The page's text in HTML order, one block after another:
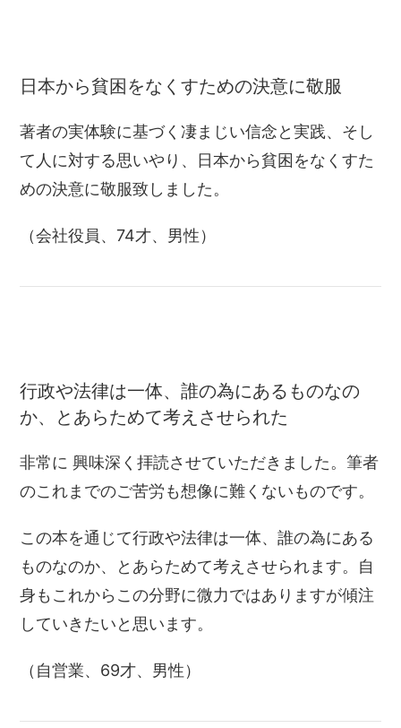
日本から貧困をなくすための決意に敬服
著者の実体験に基づく凄まじい信念と実践、そし
て人に対する思いやり、日本から貧困をなくすた
めの決意に敬服致しました。
（会社役員、74才、男性）
行政や法律は一体、誰の為にあるものなの
か、とあらためて考えさせられた
非常に 興味深く拝読させていただきました。筆者
のこれまでのご苦労も想像に難くないものです。
この本を通じて行政や法律は一体、誰の為にある
ものなのか、とあらためて考えさせられます。自
身もこれからこの分野に微力ではありますが傾注
していきたいと思います。
（自営業、69才、男性）